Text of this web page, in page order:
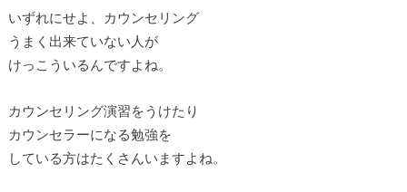
いずれにせよ、カウンセリング
うまく出来ていない人が
けっこういるんですよね。
カウンセリング演習をうけたり
カウンセラーになる勉強を
している方はたくさんいますよね。